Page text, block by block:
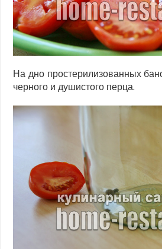
На дно простерилизованных
черного и душистого перца.